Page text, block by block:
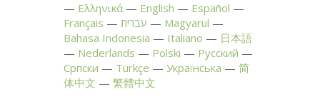
Ελληνικά
English
Español
Français
עברית
Magyarul
Bahasa Indonesia
Italiano
日本語
Nederlands
Polski
Русский
Српски
Türkçe Українська
简
体中文
繁體中文